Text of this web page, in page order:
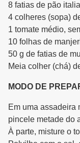
8 fatias de pão
4 colheres (sopa)
1 tomate médio,
10 folhas de
50 g de fatias de
Meia colher (chá)
MODO DE
Em uma assadeira
pincele metade do
À parte, misture o